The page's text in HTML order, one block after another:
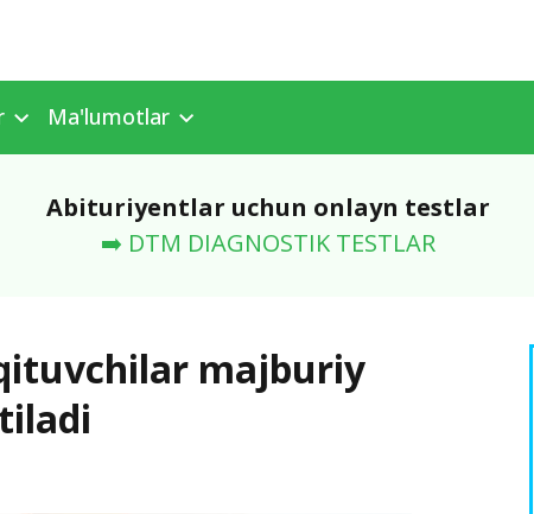
Ma'lumotlar
Abituriyentlar uchun onlayn testlar
➡️ DTM DIAGNOSTIK TESTLAR
majburiy